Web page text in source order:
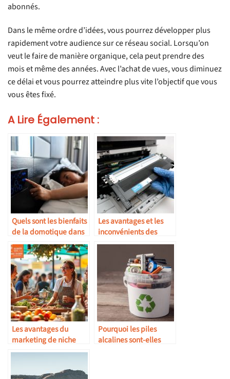
abonnés.
Dans le même ordre d’idées, vous pourrez développer plus
rapidement votre audience sur ce réseau social. Lorsqu’on
veut le faire de manière organique, cela peut prendre des
mois et même des années. Avec l’achat de vues, vous diminuez
ce délai et vous pourrez atteindre plus vite l’objectif que vous
vous êtes fixé.
A Lire Également :
Quels sont les bienfaits
de la domotique dans
l’hôtellerie ?
Les avantages et les
inconvénients des
toners laser pour
imprimantes
Les avantages du
marketing de niche
Pourquoi les piles
alcalines sont-elles